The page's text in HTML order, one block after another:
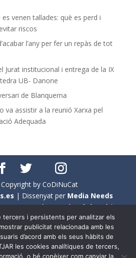
venen tallades: què es perd i
riscos
l’any per fer un repàs de tot
Jurat institucional i entrega de la IX
UB- Danone
de Blanquerna
va assistir a la reunió Xarxa pel
Adequada
by CoDiNuCat
| Dissenyat per Media Needs
aCoDiNuCat |Avís legal|
per cookies
tingut en compte l'ús no sexista del
això, i a causa de la seva
tercers i persistents per analitzar els
publicitat relacionada amb les
d’acord amb els seus hàbits de
les cookies analítiques de tercers,
o bé conèixer com canviar la